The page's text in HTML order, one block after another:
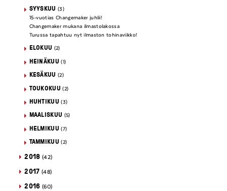
SYYSKUU (3)
15-vuotias Changemaker juhlii!
Changemaker mukana ilmastolakossa
Turussa tapahtuu nyt ilmaston tohinaviikko!
ELOKUU (2)
HEINÄKUU (1)
KESÄKUU (2)
TOUKOKUU (2)
HUHTIKUU (3)
MAALISKUU (5)
HELMIKUU (7)
TAMMIKUU (2)
2018 (42)
2017 (48)
2016 (60)